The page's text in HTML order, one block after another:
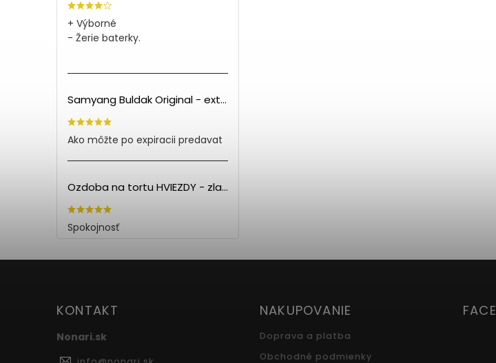
+ Výborné
- Žerie baterky.
Samyang Buldak Original - extra pálivé kuracie rezance (140g) PO EXPIRÁCII
Ako môžte po expiracii predavat
Ozdoba na tortu HVIEZDY - zlatá (5ks)
Spokojnosť
KONTAKT
Nonari.sk
NAKUPOVANIE
Doprava a platba
Obchodné podmienky